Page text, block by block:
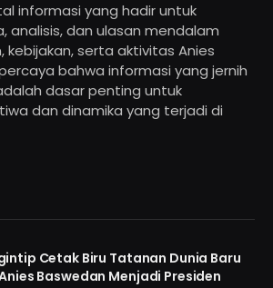
informasi yang hadir untuk
analisis, dan ulasan mendalam
serta aktivitas Anies
bahwa informasi yang jernih
dasar penting untuk
dan dinamika yang terjadi di
Cetak Biru Tatanan Dunia Baru
Baswedan Menjadi Presiden